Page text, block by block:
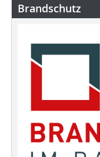
Brandschutz